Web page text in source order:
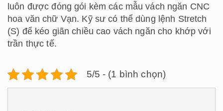
luôn được đóng gói kèm các mẫu vách ngăn CNC
hoa văn chữ Vạn. Kỹ sư có thể dùng lệnh Stretch
(S) để kéo giãn chiều cao vách ngăn cho khớp với
trần thực tế.
5/5 - (1 bình chọn)